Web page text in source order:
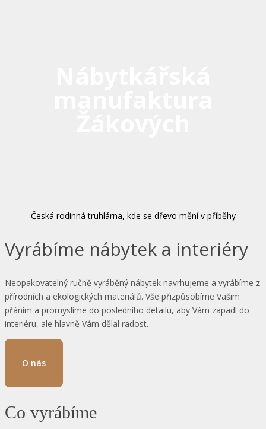
Česká rodinná truhlárna, kde se dřevo mění v příběhy
Vyrábíme nábytek a interiéry
Neopakovatelný ručně vyráběný nábytek navrhujeme a vyrábíme z
přírodních a ekologických materiálů. Vše přizpůsobíme Vašim
přáním a promyslíme do posledního detailu, aby Vám zapadl do
interiéru, ale hlavně Vám dělal radost.
O nás
Co vyrábíme